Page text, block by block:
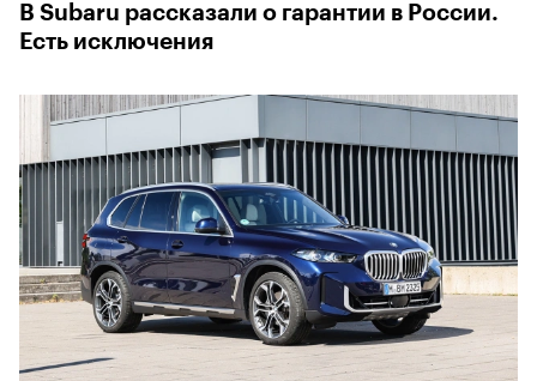
В Subaru рассказали о гарантии в России.
Есть исключения